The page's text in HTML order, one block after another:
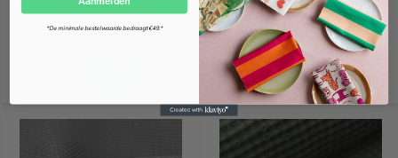
Vergelijk
*De minimale bestelwaarde bedraagt €49.*